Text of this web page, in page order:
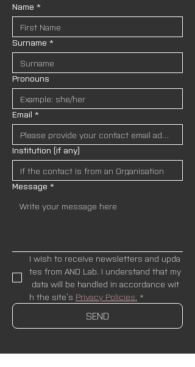
Name *
Surname *
Pronouns
Email *
Institution (if any)
Message *
I wish to receive newsletters and upda
tes from AND Lab. I understand that my
data will be handled in accordance wit
h the site’s Privacy Policies. *
SEND